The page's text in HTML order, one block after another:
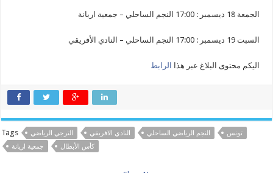
الجمعة 18 ديسمبر : 17:00 النجم الساحلي – جمعية اريانة
السبت 19 ديسمبر : 17:00 النجم الساحلي – النادي الأفريقي
اليكم محتوى البلاغ عبر هذا الرابط
Tags الترجي الرياضي النادي الافريقي النجم الرياضي الساحلي
تونس
جمعية اريانة
كأس الأبطال